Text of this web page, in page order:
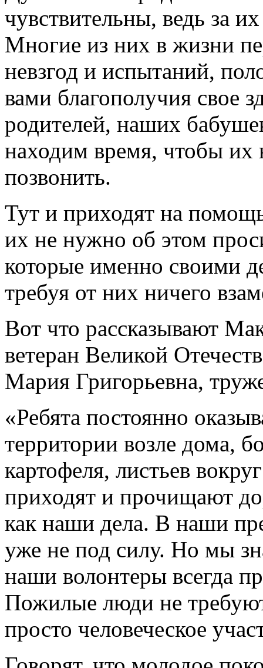
чувствительны, ведь за
Многие из них в жизни
невзгод и испытаний,
вами благополучия
родителей, наших
находим время, чтобы их
позвонить.
Тут и приходят на
их не нужно об этом
которые именно своими
требуя от них ничего
Вот что рассказывают
ветеран Великой
Мария Григорьевна,
«Ребята постоянно
территории возле дома,
картофеля, листьев
приходят и прочищают
как наши дела. В наши
уже не под силу. Но мы
наши волонтеры всегда
Пожилые люди не
просто человеческое